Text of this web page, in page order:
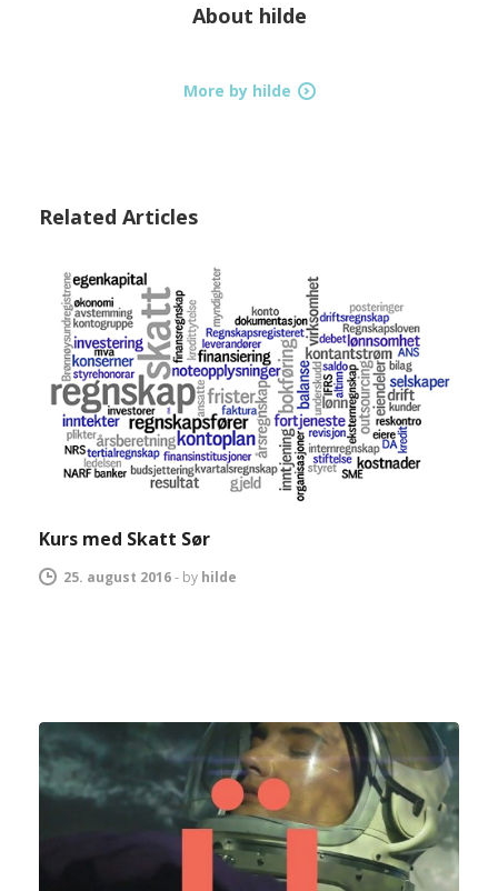
About hilde
More by hilde
Related Articles
Kurs med Skatt Sør
25. august 2016- by hilde